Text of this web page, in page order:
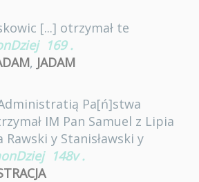
[...] otrzymał te
169 .
, JADAM
Pa[ń]stwa
IM Pan Samuel z Lipia
y Stanisławski y
148v .